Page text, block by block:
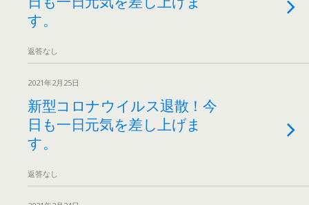
す。
返答なし
2021年2月25日
新型コロナウイルス退散！今
日も一日元気を差し上げま
す。
返答なし